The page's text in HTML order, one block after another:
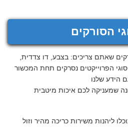
הסורקים
שאתם צריכים: בצבע, דו צדדית,
הפרוייקטים נסרקים תחת המכשור
הידע שלנו
שמעניקה לכם איכות מיטבית
ליהנות משירות כריכה מהיר וזול